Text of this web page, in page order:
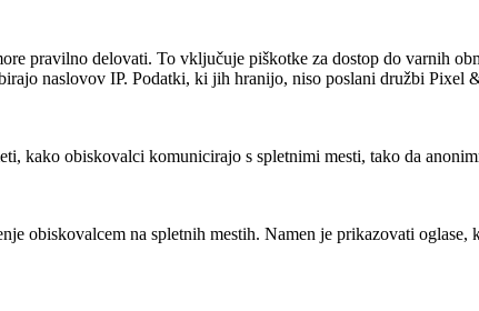
pravilno delovati. To vključuje piškotke za dostop do varnih
naslovov IP. Podatki, ki jih hranijo, niso poslani družbi Pixel
kako obiskovalci komunicirajo s spletnimi mesti, tako da
obiskovalcem na spletnih mestih. Namen je prikazovati